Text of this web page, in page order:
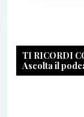
TI RICORDI
Ascolta il